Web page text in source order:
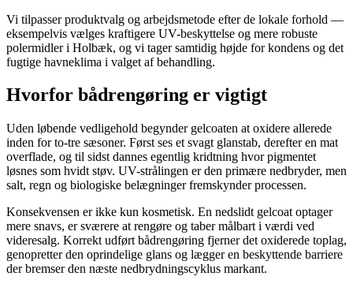
Vi tilpasser produktvalg og arbejdsmetode efter de lokale forhold —
eksempelvis vælges kraftigere UV-beskyttelse og mere robuste
polermidler i Holbæk, og vi tager samtidig højde for kondens og det
fugtige havneklima i valget af behandling.
Hvorfor bådrengøring er vigtigt
Uden løbende vedligehold begynder gelcoaten at oxidere allerede
inden for to-tre sæsoner. Først ses et svagt glanstab, derefter en mat
overflade, og til sidst dannes egentlig kridtning hvor pigmentet
løsnes som hvidt støv. UV-strålingen er den primære nedbryder, men
salt, regn og biologiske belægninger fremskynder processen.
Konsekvensen er ikke kun kosmetisk. En nedslidt gelcoat optager
mere snavs, er sværere at rengøre og taber målbart i værdi ved
videresalg. Korrekt udført bådrengøring fjerner det oxiderede toplag,
genopretter den oprindelige glans og lægger en beskyttende barriere
der bremser den næste nedbrydningscyklus markant.